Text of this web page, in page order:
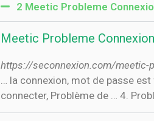
2 Meetic Probleme
Meetic Probleme
https://seconnexion.com/meetic-
… la connexion, mot de passe est
connecter, Problème de … 4.